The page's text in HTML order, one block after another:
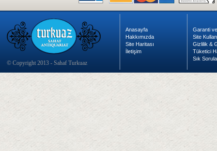
© Copyright 2013 - Sahaf Turkuaz
Anasayfa
Hakkımızda
Site Haritası
İletişim
Garanti
Site
Gizlilik &
Tüketici
Sık